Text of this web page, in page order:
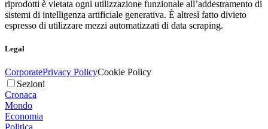
riprodotti è vietata ogni utilizzazione funzionale all’addestramento di
sistemi di intelligenza artificiale generativa. È altresì fatto divieto
espresso di utilizzare mezzi automatizzati di data scraping.
Legal
CorporatePrivacy PolicyCookie Policy
Sezioni
Cronaca
Mondo
Economia